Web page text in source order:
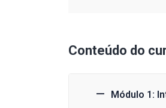
Conteúdo do
Módulo 1: